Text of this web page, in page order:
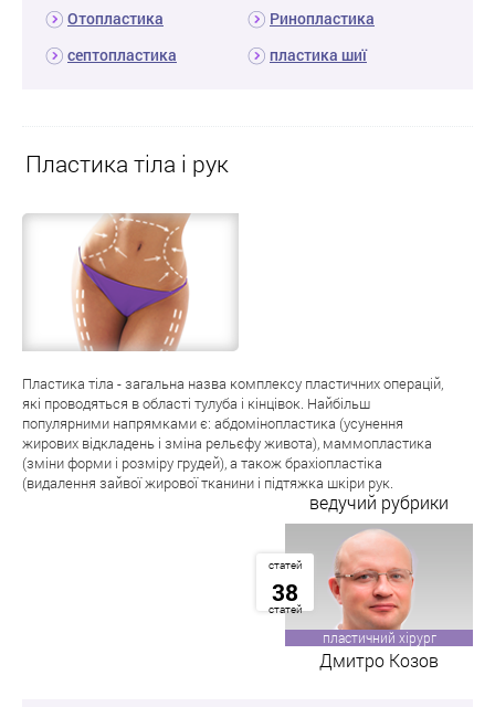
Отопластика
Ринопластика
септопластика
пластика шиї
Пластика тіла і рук
Пластика тіла - загальна назва комплексу пластичних операцій,
які проводяться в області тулуба і кінцівок. Найбільш
популярними напрямками є: абдомінопластика (усунення
жирових відкладень і зміна рельєфу живота), маммопластика
(зміни форми і розміру грудей), а також брахіопластіка
(видалення зайвої жирової тканини і підтяжка шкіри рук.
ведучий рубрики
статей
38
статей
пластичний хірург
Дмитро Козов